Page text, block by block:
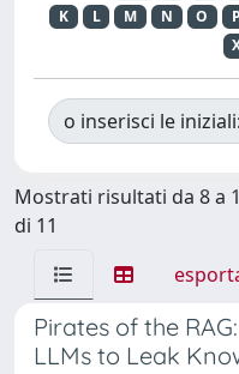
K
L M N O P
o inserisci le iniziali:
Mostrati risultati da 8 a
di 11
Pirates of the
LLMs to Leak